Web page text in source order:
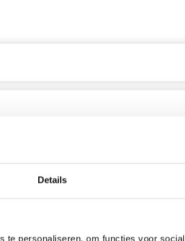
Details
te personaliseren, om functies voor